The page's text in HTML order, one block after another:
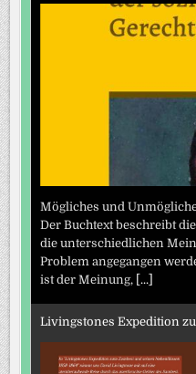
Mögliches und
Der Buchtext beschreibt
die unterschiedlichen
Problem angegangen
ist der Meinung,
[...]
Livingstones Expedition